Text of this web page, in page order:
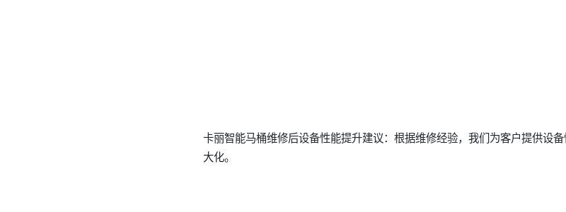
卡丽智能马桶维修后设备性能提升建议：根据维修经验，我们为客户提供设
大化。